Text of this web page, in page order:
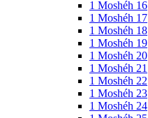
1 Moshéh 16
1 Moshéh 17
1 Moshéh 18
1 Moshéh 19
1 Moshéh 20
1 Moshéh 21
1 Moshéh 22
1 Moshéh 23
1 Moshéh 24